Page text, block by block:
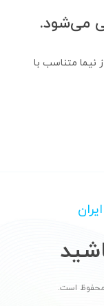
می‌شود.
متناسب با